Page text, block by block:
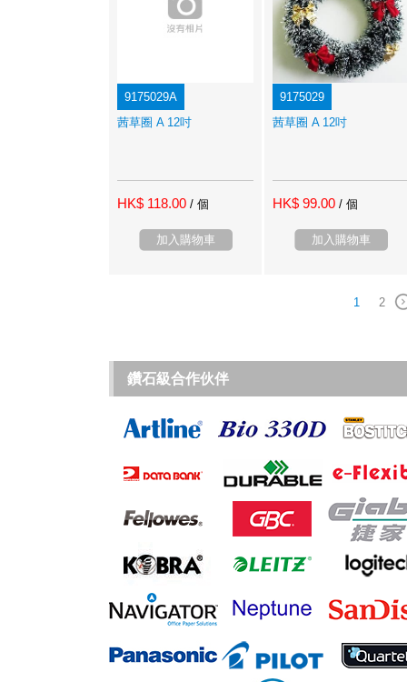
9175029A
茜草圈 A 12吋
HK$ 118.00 / 個
加入購物車
9175029
茜草圈 A 12吋
HK$ 99.00 / 個
加入購物車
1 2
鑽石級合作伙伴